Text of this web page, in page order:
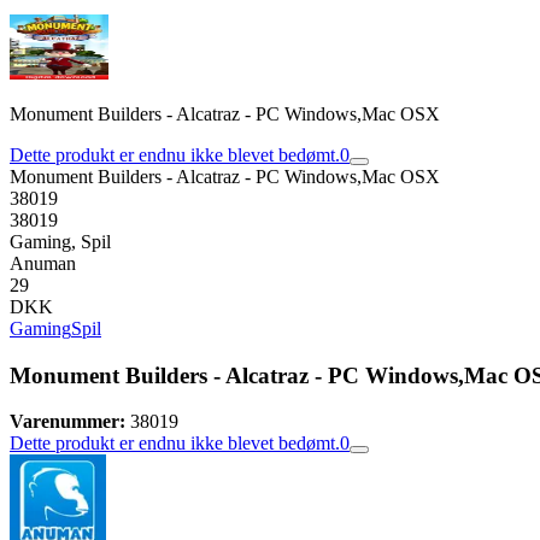
Monument Builders - Alcatraz - PC Windows,Mac OSX
Dette produkt er endnu ikke blevet bedømt.0
Monument Builders - Alcatraz - PC Windows,Mac OSX
38019
38019
Gaming, Spil
Anuman
29
DKK
GamingSpil
Monument Builders - Alcatraz - PC Windows,Mac
Varenummer: 38019
Dette produkt er endnu ikke blevet bedømt.0